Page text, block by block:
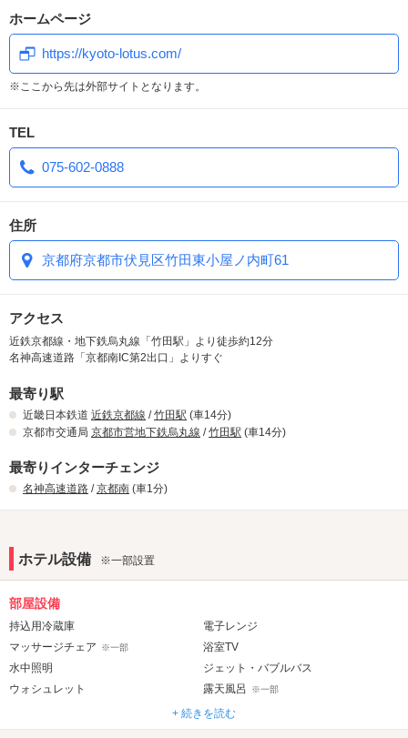
★☆★ホテルアワード殿堂入りしました！！★☆★
わくわくドキドキ、ガチャガチャポンして景品ゲット！
お帰りの際、お部屋にあるコインを持ってフロント設置の
ガチャガチャへGO！
ハズレなし、宿泊半額券も当たっちゃう!?
絶品のグランドメニューございます！
メニュー数の豊富さと品質の良さが自慢♪
さい。
▼イベント情報▼⇒最新イベントは写真ギャラリーをチェック♪
【隔月更新】イベントカレンダー
お得な会員様限定イベント開催中！（イベントカレンダー下部に掲載）
【季節限定】フードメニュー
春夏秋冬、季節ごとに旬の食材を使用したこだわりメニュー。
メインディッシュからデザートまで豊富にご用意。
話題のシャンプー＆トリートメントや人気ボディウォッシュなどをピッ
クアップ。
【期間限定】居酒屋メニュー
自慢のおつまみメニューできました。
お酒のお供や、ちょっと食べたい時に一品いかが？
【期間限定】うまいもんフェア
なんとあのイベリコ豚が1000円以内で食べられる！
サーロインステーキもボリューム満点の150g！
ホームページ
https://kyoto-lotus.com/
※ここから先は外部サイトとなります。
TEL
075-602-0888
住所
京都府京都市伏見区竹田東小屋ノ内町61
アクセス
近鉄京都線・地下鉄烏丸線「竹田駅」より徒歩約12分
名神高速道路「京都南IC第2出口」よりすぐ
最寄り駅
近畿日本鉄道 近鉄京都線 /竹田駅 (車14分)
京都市交通局 京都市営地下鉄烏丸線 /竹田駅 (車14分)
最寄りインターチェンジ
名神高速道路 /京都南 (車1分)
ホテル設備 ※一部設置
部屋設備
持込用冷蔵庫
電子レンジ
マッサージチェア
※一部
浴室TV
水中照明
ジェット・バブルバス
ウォシュレット
露天風呂 ※一部
ドライサウナ
ミストサウナ ※一部
+ 続きを読む